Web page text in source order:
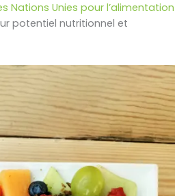
Nations Unies pour l’alimentation
potentiel nutritionnel et